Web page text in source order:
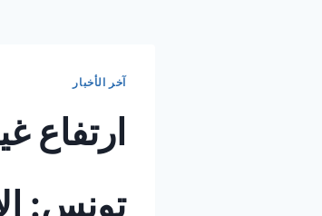
آخر الأخبار
تونس: